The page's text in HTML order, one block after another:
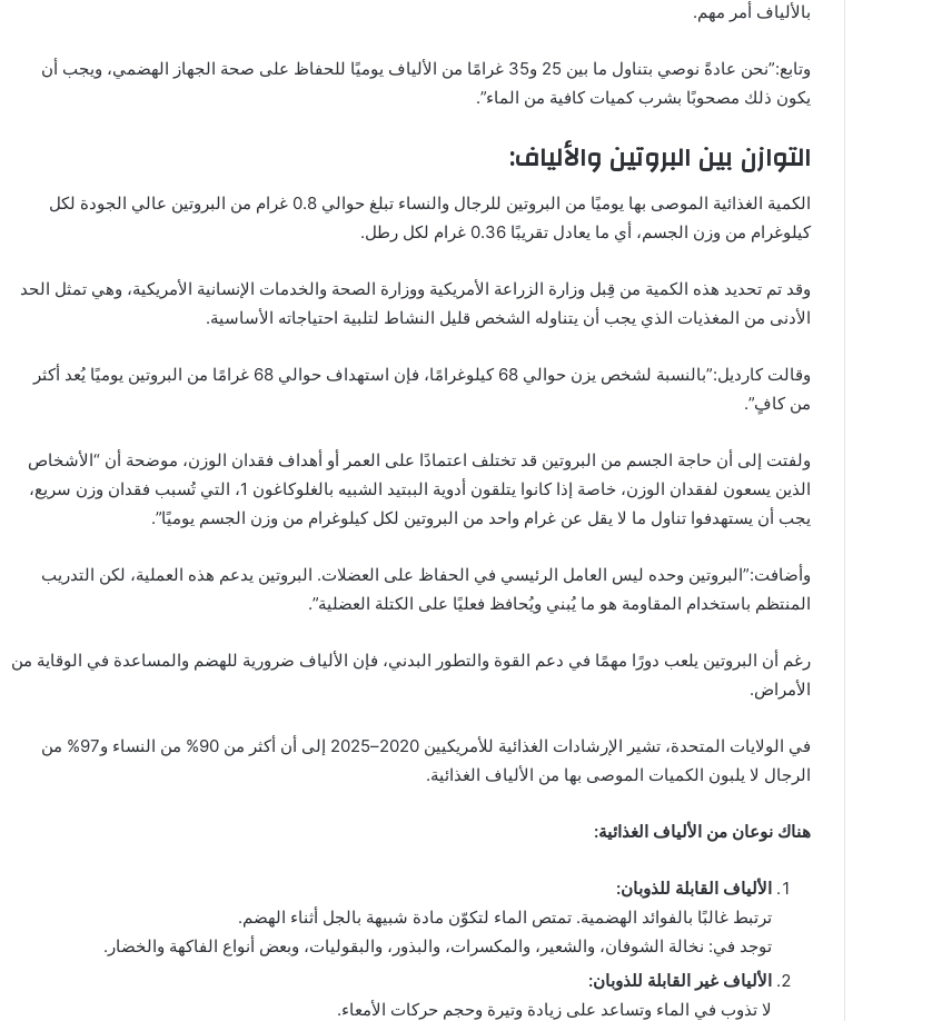
بالألياف أمر مهم.
وتابع:”نحن عادةً نوصي بتناول ما بين 25 و35 غرامًا من الألياف يوميًا للحفاظ على صحة الجهاز الهضمي، ويجب أن
يكون ذلك مصحوبًا بشرب كميات كافية من الماء”.
التوازن بين البروتين والألياف:
الكمية الغذائية الموصى بها يوميًا من البروتين للرجال والنساء تبلغ حوالي 0.8 غرام من البروتين عالي الجودة لكل
كيلوغرام من وزن الجسم، أي ما يعادل تقريبًا 0.36 غرام لكل رطل.
وقد تم تحديد هذه الكمية من قِبل وزارة الزراعة الأمريكية ووزارة الصحة والخدمات الإنسانية الأمريكية، وهي تمثل الحد
الأدنى من المغذيات الذي يجب أن يتناوله الشخص قليل النشاط لتلبية احتياجاته الأساسية.
وقالت كارديل:”بالنسبة لشخص يزن حوالي 68 كيلوغرامًا، فإن استهداف حوالي 68 غرامًا من البروتين يوميًا يُعد أكثر
من كافٍ”.
ولفتت إلى أن حاجة الجسم من البروتين قد تختلف اعتمادًا على العمر أو أهداف فقدان الوزن، موضحة أن “الأشخاص
الذين يسعون لفقدان الوزن، خاصة إذا كانوا يتلقون أدوية الببتيد الشبيه بالغلوكاغون 1، التي تُسبب فقدان وزن سريع،
يجب أن يستهدفوا تناول ما لا يقل عن غرام واحد من البروتين لكل كيلوغرام من وزن الجسم يوميًا”.
وأضافت:”البروتين وحده ليس العامل الرئيسي في الحفاظ على العضلات. البروتين يدعم هذه العملية، لكن التدريب
المنتظم باستخدام المقاومة هو ما يُبني ويُحافظ فعليًا على الكتلة العضلية”.
رغم أن البروتين يلعب دورًا مهمًا في دعم القوة والتطور البدني، فإن الألياف ضرورية للهضم والمساعدة في الوقاية من
الأمراض.
في الولايات المتحدة، تشير الإرشادات الغذائية للأمريكيين 2020–2025 إلى أن أكثر من 90% من النساء و97% من
الرجال لا يلبون الكميات الموصى بها من الألياف الغذائية.
هناك نوعان من الألياف الغذائية:
الألياف القابلة للذوبان:
ترتبط غالبًا بالفوائد الهضمية. تمتص الماء لتكوّن مادة شبيهة بالجل أثناء الهضم.
توجد في: نخالة الشوفان، والشعير، والمكسرات، والبذور، والبقوليات، وبعض أنواع الفاكهة والخضار.
الألياف غير القابلة للذوبان:
لا تذوب في الماء وتساعد على زيادة وتيرة وحجم حركات الأمعاء.